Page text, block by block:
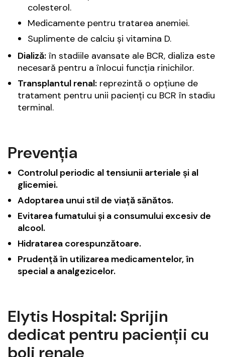
colesterol.
Medicamente pentru tratarea anemiei.
Suplimente de calciu și vitamina D.
Dializă: în stadiile avansate ale BCR, dializa este
necesară pentru a înlocui funcția rinichilor.
Transplantul renal: reprezintă o opțiune de
tratament pentru unii pacienți cu BCR în stadiu
terminal.
Prevenția
Controlul periodic al tensiunii arteriale și al
glicemiei.
Adoptarea unui stil de viață sănătos.
Evitarea fumatului și a consumului excesiv de
alcool.
Hidratarea corespunzătoare.
Prudență în utilizarea medicamentelor, în
special a analgezicelor.
Elytis Hospital: Sprijin
dedicat pentru pacienții cu
boli renale